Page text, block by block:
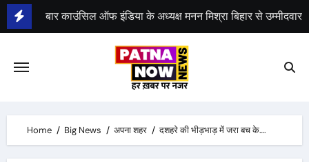
Skip
to
भीम सेना का भारत बंद, राजद का बंद को समर्थन
Home Big News अपना शहर दशहरे की भीड़भाड़ में जरा बच के….